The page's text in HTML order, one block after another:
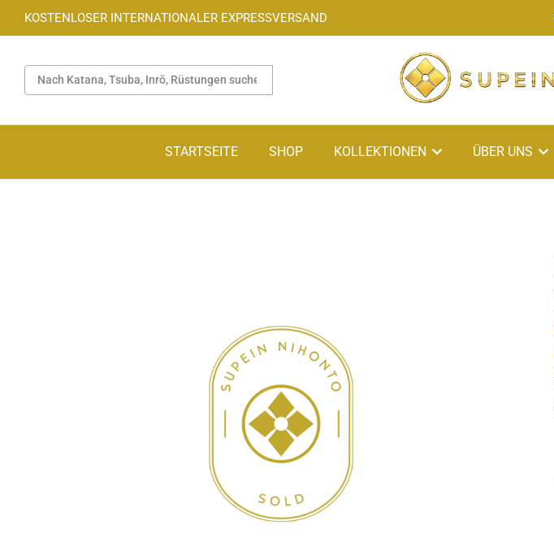
KOSTENLOSER INTERNATIONALER EXPRESSVERSAND
STARTSEITE SHOP KOLLEKTIONEN ÜBER UNS